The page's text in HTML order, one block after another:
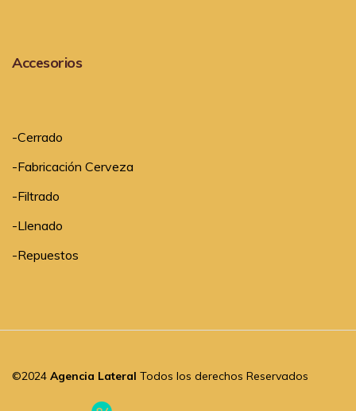
Accesorios
-Cerrado
-Fabricación Cerveza
-Filtrado
-Llenado
-Repuestos
©2024 Agencia Lateral Todos los derechos Reservados